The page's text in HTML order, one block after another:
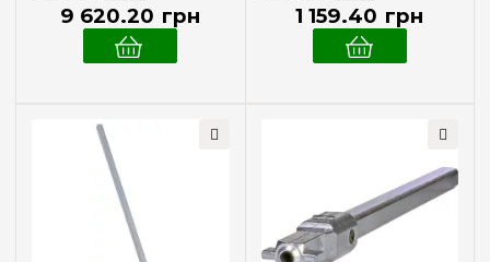
9 620.20 грн 1 159.40 грн